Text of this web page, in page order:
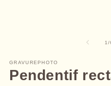
1/
GRAVUREPHOTO
Pendentif